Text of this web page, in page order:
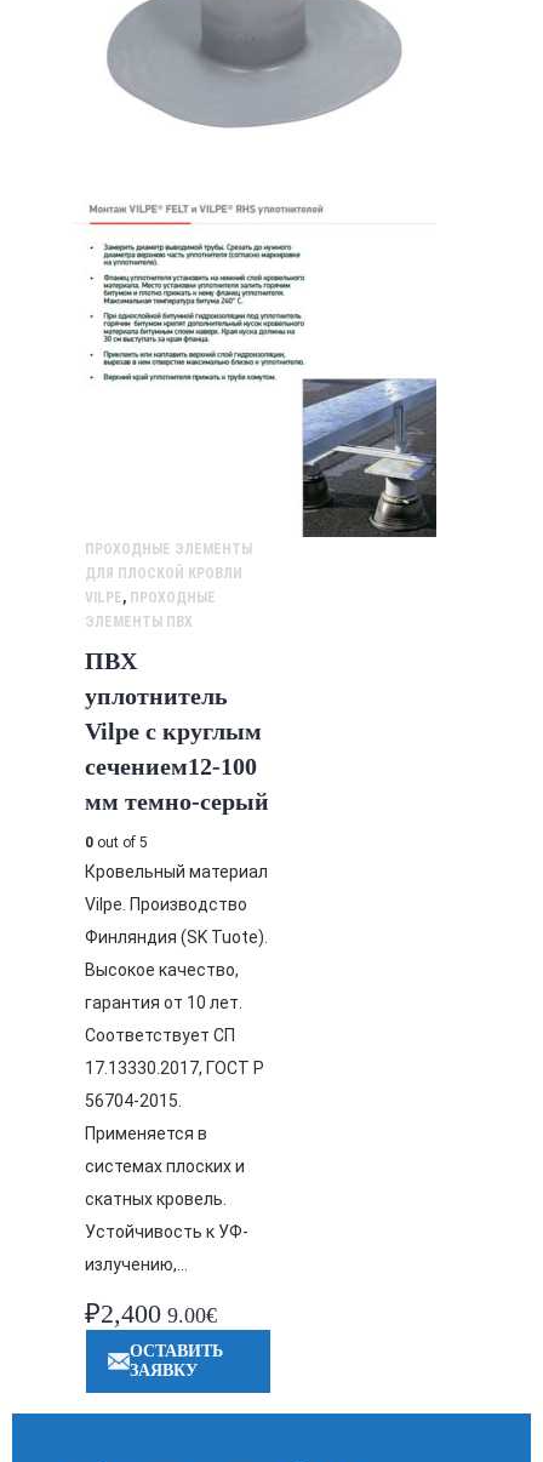
ПРОХОДНЫЕ ЭЛЕМЕНТЫ
ДЛЯ ПЛОСКОЙ КРОВЛИ
VILPE, ПРОХОДНЫЕ
ЭЛЕМЕНТЫ ПВХ
ПВХ
уплотнитель
Vilpe с круглым
сечением12-100
мм темно-серый
0 out of 5
Кровельный материал
Vilpe. Производство
Финляндия (SK Tuote).
Высокое качество,
гарантия от 10 лет.
Соответствует СП
17.13330.2017, ГОСТ Р
56704-2015.
Применяется в
системах плоских и
скатных кровель.
Устойчивость к УФ-
излучению,…
₽2,400 9.00€
ОСТАВИТЬ
ЗАЯВКУ